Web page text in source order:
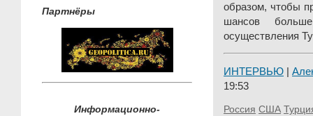
Партнёры
Информационно-
образом, чтобы
шансов
осуществления
ИНТЕРВЬЮ |
19:53
Россия США